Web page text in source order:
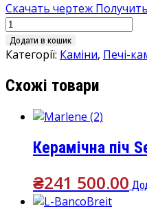
Скачать чертеж
Керамічна
піч
Sergio
Corsara
Додати в кошик
Категорії: Каміни, Печі-
Схожі товари
Керамічна піч
₴241 500.00